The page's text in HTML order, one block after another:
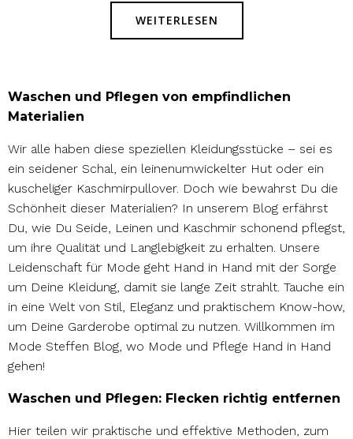
WEITERLESEN
Waschen und Pflegen von empfindlichen
Materialien
Wir alle haben diese speziellen Kleidungsstücke – sei es
ein seidener Schal, ein leinenumwickelter Hut oder ein
kuscheliger Kaschmirpullover. Doch wie bewahrst Du die
Schönheit dieser Materialien? In unserem Blog erfährst
Du, wie Du Seide, Leinen und Kaschmir schonend pflegst,
um ihre Qualität und Langlebigkeit zu erhalten. Unsere
Leidenschaft für Mode geht Hand in Hand mit der Sorge
um Deine Kleidung, damit sie lange Zeit strahlt. Tauche ein
in eine Welt von Stil, Eleganz und praktischem Know-how,
um Deine Garderobe optimal zu nutzen. Willkommen im
Mode Steffen Blog, wo Mode und Pflege Hand in Hand
gehen!
Waschen und Pflegen: Flecken richtig entfernen
Hier teilen wir praktische und effektive Methoden, zum